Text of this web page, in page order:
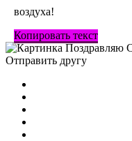
воздуха!
Копировать текст
Отправить другу